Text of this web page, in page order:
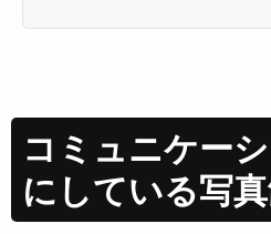
コミュニケー
にしている写